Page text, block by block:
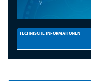
TECHNISCHE INFORMATIONEN